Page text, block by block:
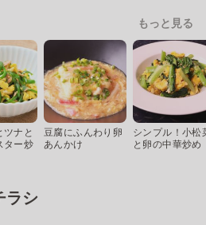
もっと見る
ツナと
ター炒
豆腐にふんわり卵
あんかけ
シンプル！小松
と卵の中華炒め
ラシ